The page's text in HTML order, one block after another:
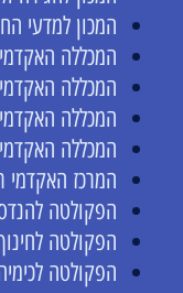
המכון למדעי
המכללה
המכללה
המכללה
המכללה
המרכז האקדמי
הפקולטה
הפקולטה
הפקולטה